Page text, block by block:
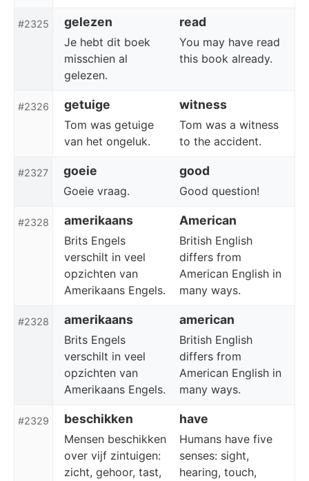
#2325 gelezen read
Je hebt dit boek
misschien al
gelezen.
You may have read
this book already.
#2326 getuige witness
Tom was getuige
van het ongeluk.
Tom was a witness
to the accident.
#2327 goeie good
Goeie vraag. Good question!
#2328 amerikaans American
Brits Engels
verschilt in veel
opzichten van
Amerikaans Engels.
British English
differs from
American English in
many ways.
#2328 amerikaans american
Brits Engels
verschilt in veel
opzichten van
Amerikaans Engels.
British English
differs from
American English in
many ways.
#2329 beschikken have
Mensen beschikken
over vijf zintuigen:
zicht, gehoor, tast,
Humans have five
senses: sight,
hearing, touch,